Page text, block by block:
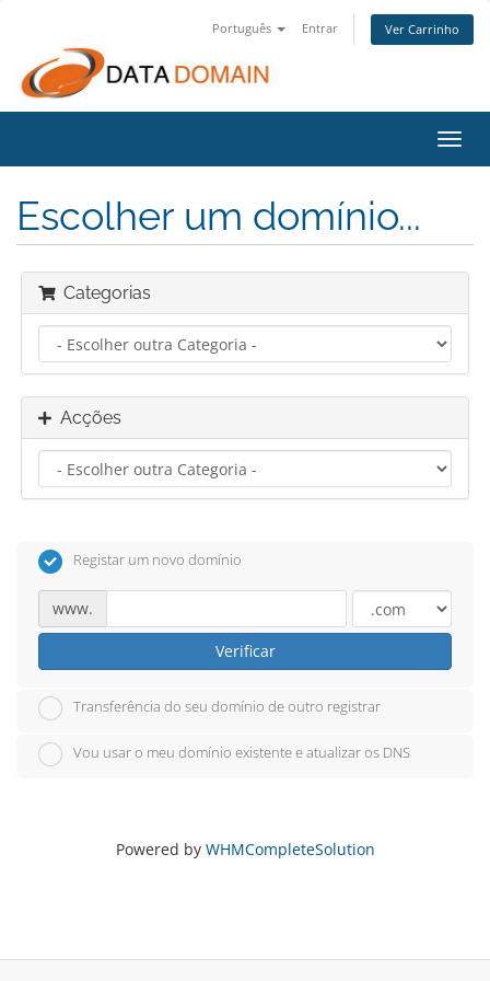
Português Entrar Ver Carrinho
Escolher um domínio...
Categorias
Acções
Registar um novo domínio
www.
Verificar
Transferência do seu domínio de outro registrar
Vou usar o meu domínio existente e atualizar os DNS
Powered by WHMCompleteSolution